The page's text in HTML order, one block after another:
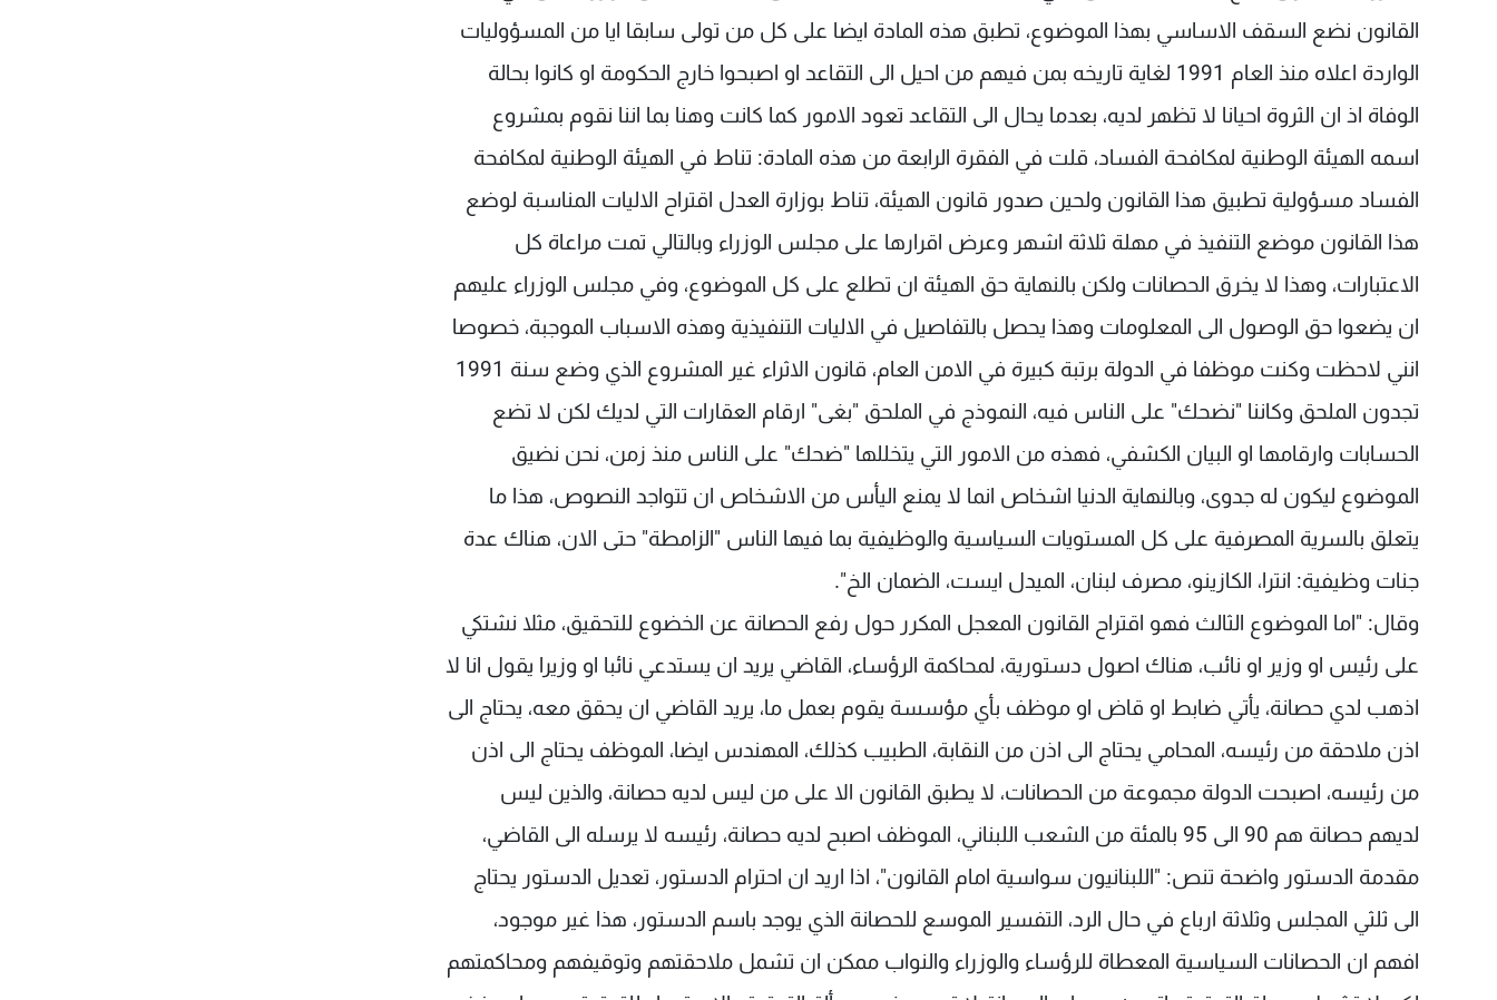
القانون نضع السقف الاساسي بهذا الموضوع، تطبق هذه المادة ايضا على كل من تولى سابقا ايا من المسؤوليات
الواردة اعلاه منذ العام 1991 لغاية تاريخه بمن فيهم من احيل الى التقاعد او اصبحوا خارج الحكومة او كانوا بحالة
الوفاة اذ ان الثروة احيانا لا تظهر لديه، بعدما يحال الى التقاعد تعود الامور كما كانت وهنا بما اننا نقوم بمشروع
اسمه الهيئة الوطنية لمكافحة الفساد، قلت في الفقرة الرابعة من هذه المادة: تناط في الهيئة الوطنية لمكافحة
الفساد مسؤولية تطبيق هذا القانون ولحين صدور قانون الهيئة، تناط بوزارة العدل اقتراح الاليات المناسبة لوضع
هذا القانون موضع التنفيذ في مهلة ثلاثة اشهر وعرض اقرارها على مجلس الوزراء وبالتالي تمت مراعاة كل
الاعتبارات، وهذا لا يخرق الحصانات ولكن بالنهاية حق الهيئة ان تطلع على كل الموضوع، وفي مجلس الوزراء عليهم
ان يضعوا حق الوصول الى المعلومات وهذا يحصل بالتفاصيل في الاليات التنفيذية وهذه الاسباب الموجبة، خصوصا
انني لاحظت وكنت موظفا في الدولة برتبة كبيرة في الامن العام، قانون الاثراء غير المشروع الذي وضع سنة 1991
تجدون الملحق وكاننا "نضحك" على الناس فيه، النموذج في الملحق "بغى" ارقام العقارات التي لديك لكن لا تضع
الحسابات وارقامها او البيان الكشفي، فهذه من الامور التي يتخللها "ضحك" على الناس منذ زمن، نحن نضيق
الموضوع ليكون له جدوى، وبالنهاية الدنيا اشخاص انما لا يمنع اليأس من الاشخاص ان تتواجد النصوص، هذا ما
يتعلق بالسرية المصرفية على كل المستويات السياسية والوظيفية بما فيها الناس "الزامطة" حتى الان، هناك عدة
جنات وظيفية: انترا، الكازينو، مصرف لبنان، الميدل ايست، الضمان الخ".
وقال: "اما الموضوع الثالث فهو اقتراح القانون المعجل المكرر حول رفع الحصانة عن الخضوع للتحقيق، مثلا نشتكي
على رئيس او وزير او نائب، هناك اصول دستورية، لمحاكمة الرؤساء، القاضي يريد ان يستدعي نائبا او وزيرا يقول انا لا
اذهب لدي حصانة، يأتي ضابط او قاض او موظف بأي مؤسسة يقوم بعمل ما، يريد القاضي ان يحقق معه، يحتاج الى
اذن ملاحقة من رئيسه، المحامي يحتاج الى اذن من النقابة، الطبيب كذلك، المهندس ايضا، الموظف يحتاج الى اذن
من رئيسه، اصبحت الدولة مجموعة من الحصانات، لا يطبق القانون الا على من ليس لديه حصانة، والذين ليس
لديهم حصانة هم 90 الى 95 بالمئة من الشعب اللبناني، الموظف اصبح لديه حصانة، رئيسه لا يرسله الى القاضي،
مقدمة الدستور واضحة تنص: "اللبنانيون سواسية امام القانون"، اذا اريد ان احترام الدستور، تعديل الدستور يحتاج
الى ثلثي المجلس وثلاثة ارباع في حال الرد، التفسير الموسع للحصانة الذي يوجد باسم الدستور، هذا غير موجود،
افهم ان الحصانات السياسية المعطاة للرؤساء والوزراء والنواب ممكن ان تشمل ملاحقتهم وتوقيفهم ومحاكمتهم